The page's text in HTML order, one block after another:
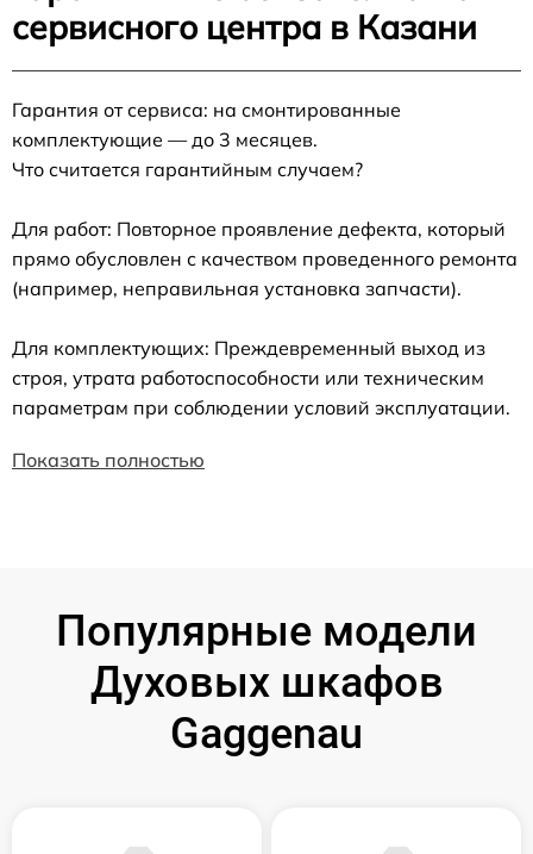
сервисного центра в Казани
Гарантия от сервиса: на смонтированные
комплектующие — до 3 месяцев.
Что считается гарантийным случаем?
Для работ: Повторное проявление дефекта, который
прямо обусловлен с качеством проведенного ремонта
(например, неправильная установка запчасти).
Для комплектующих: Преждевременный выход из
строя, утрата работоспособности или техническим
параметрам при соблюдении условий эксплуатации.
Показать полностью
Популярные модели
Духовых шкафов
Gaggenau